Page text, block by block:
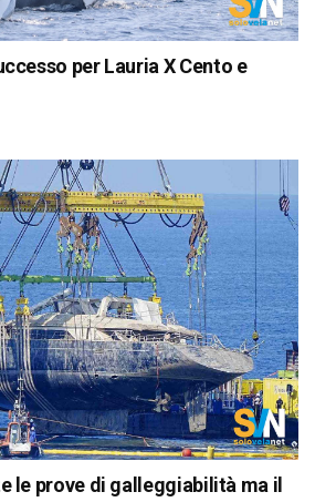
per Lauria X Cento e
le prove di galleggiabilità ma il